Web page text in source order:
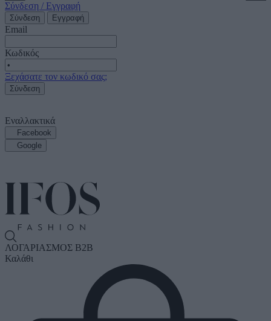
Σύνδεση / Εγγραφή
Σύνδεση Εγγραφή
Email
Κωδικός
Ξεχάσατε τον κωδικό σας;
Σύνδεση
Εναλλακτικά
Facebook
Google
ΛΟΓΑΡΙΑΣΜΟΣ B2B
Καλάθι